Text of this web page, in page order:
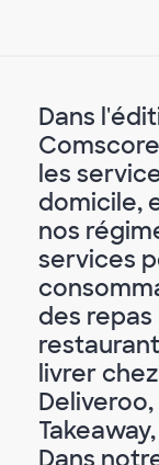
Dans
les
domicile,
nos
services
des
livrer
Dans